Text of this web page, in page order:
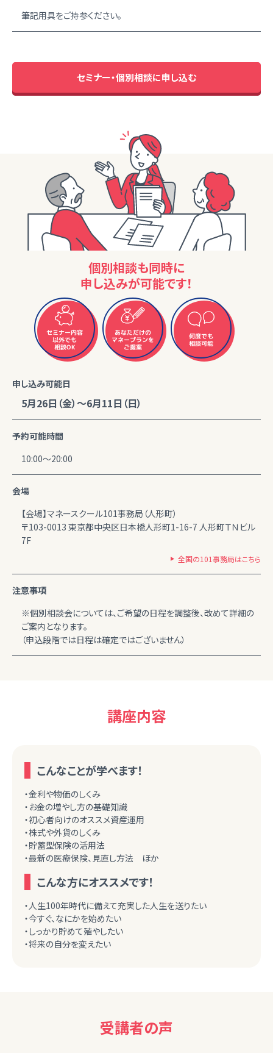
筆記用具をご持参ください。
セミナー・個別相談に申し込む
個別相談も同時に
申し込みが可能です！
セミナー内容
以外でも
相談OK
あなただけの
マネープランを
ご提案
何度でも
相談可能
申し込み可能日
5月26日（金）～6月11日（日）
予約可能時間
10:00～20:00
会場
【会場】マネースクール101事務局（人形町）
〒103-0013 東京都中央区日本橋人形町1-16-7 人形町ＴＮビル
7F
全国の101事務局はこちら
注意事項
※個別相談会については、ご希望の日程を調整後、改めて詳細の
ご案内となります。
（申込段階では日程は確定ではございません）
講座内容
こんなことが学べます！
・金利や物価のしくみ
・お金の増やし方の基礎知識
・初心者向けのオススメ資産運用
・株式や外貨のしくみ
・貯蓄型保険の活用法
・最新の医療保険、見直し方法 ほか
こんな方にオススメです！
・人生100年時代に備えて充実した人生を送りたい
・今すぐ、なにかを始めたい
・しっかり貯めて殖やしたい
・将来の自分を変えたい
受講者の声